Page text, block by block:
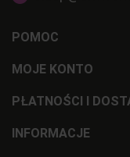
POMOC
MOJE KONTO
PŁATNOŚCI I
INFORMACJE